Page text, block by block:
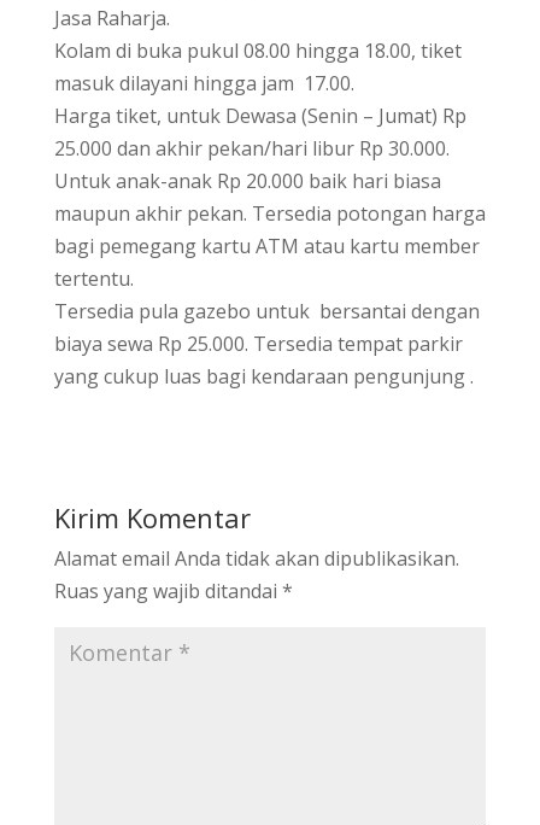
Jasa Raharja.
Kolam di buka pukul 08.00 hingga 18.00, tiket
masuk dilayani hingga jam 17.00.
Harga tiket, untuk Dewasa (Senin – Jumat) Rp
25.000 dan akhir pekan/hari libur Rp 30.000.
Untuk anak-anak Rp 20.000 baik hari biasa
maupun akhir pekan. Tersedia potongan harga
bagi pemegang kartu ATM atau kartu member
tertentu.
Tersedia pula gazebo untuk bersantai dengan
biaya sewa Rp 25.000. Tersedia tempat parkir
yang cukup luas bagi kendaraan pengunjung .
Kirim Komentar
Alamat email Anda tidak akan dipublikasikan.
Ruas yang wajib ditandai *